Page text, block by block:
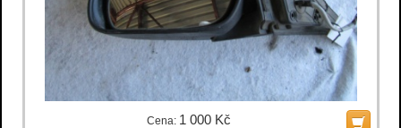
Cena: 1 000 Kč